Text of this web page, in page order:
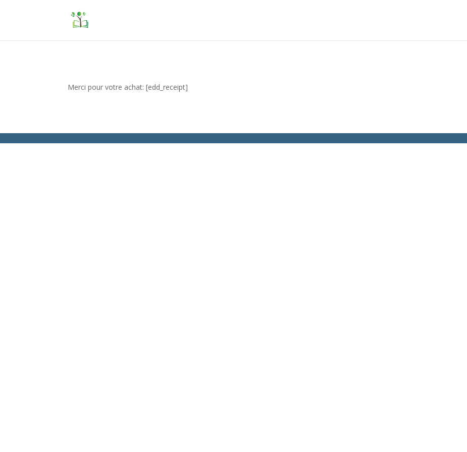
Merci pour votre achat: [edd_receipt]